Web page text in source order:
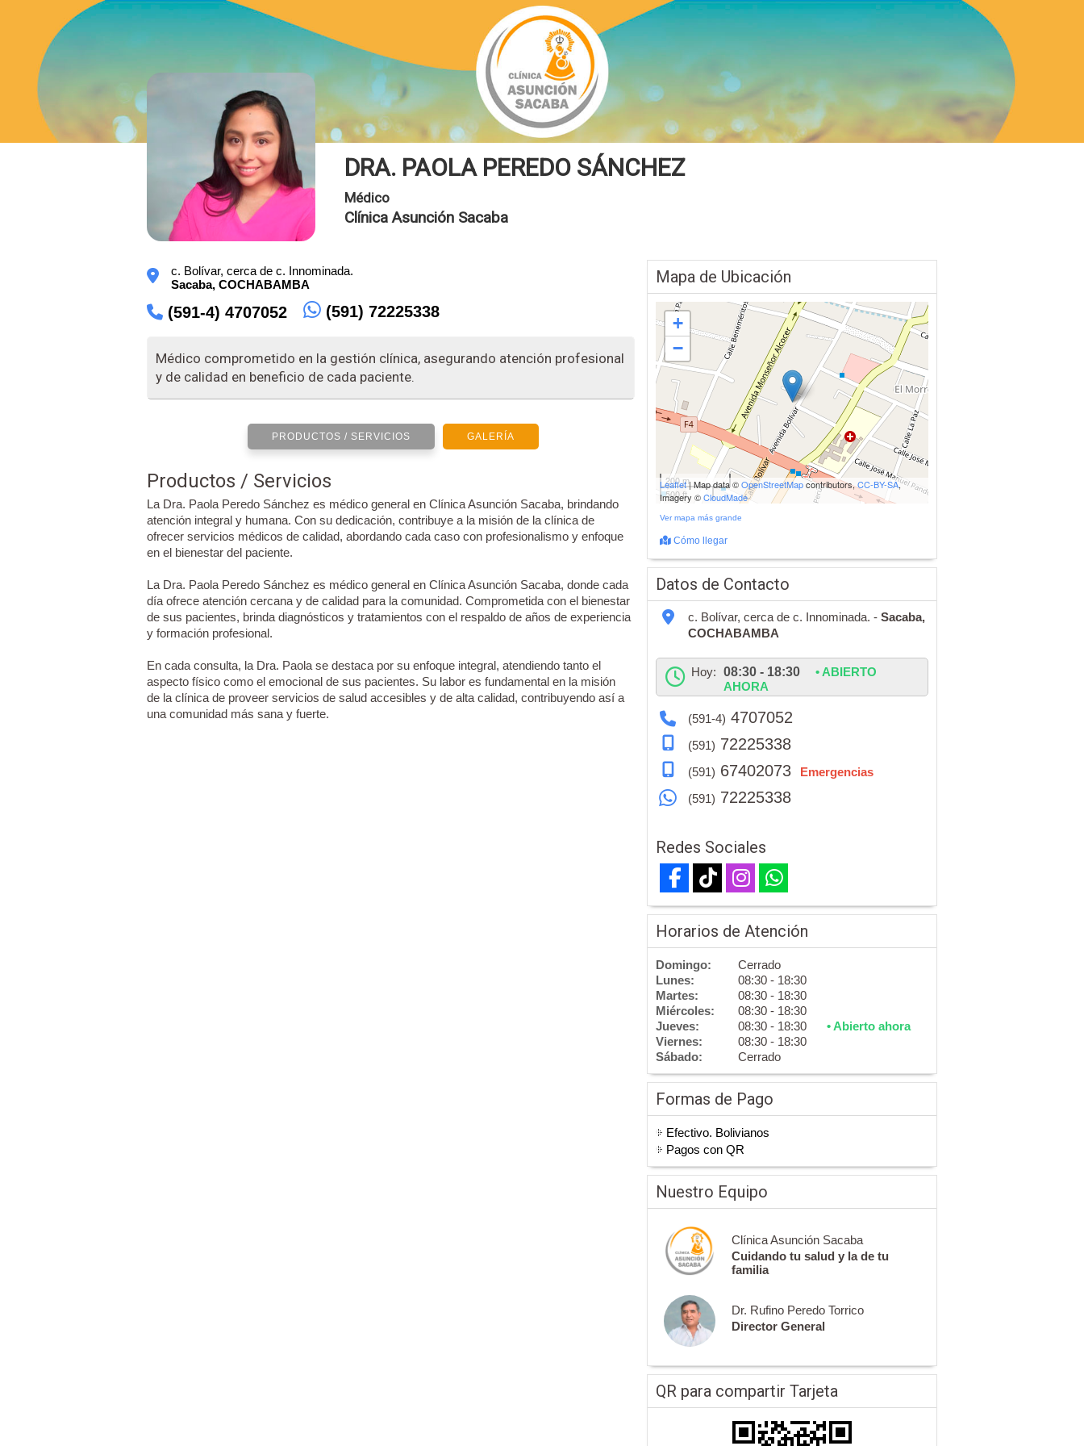
DRA. PAOLA PEREDO SÁNCHEZ
Médico
Clínica Asunción Sacaba
c. Bolívar, cerca de c. Innominada.
Sacaba, COCHABAMBA
(591-4) 4707052 (591) 72225338
Médico comprometido en la gestión clínica, asegurando atención profesional
y de calidad en beneficio de cada paciente.
PRODUCTOS / SERVICIOS GALERÍA
Productos / Servicios
La Dra. Paola Peredo Sánchez es médico general en Clínica Asunción Sacaba, brindando
atención integral y humana. Con su dedicación, contribuye a la misión de la clínica de
ofrecer servicios médicos de calidad, abordando cada caso con profesionalismo y enfoque
en el bienestar del paciente.
La Dra. Paola Peredo Sánchez es médico general en Clínica Asunción Sacaba, donde cada
día ofrece atención cercana y de calidad para la comunidad. Comprometida con el bienestar
de sus pacientes, brinda diagnósticos y tratamientos con el respaldo de años de experiencia
y formación profesional.
En cada consulta, la Dra. Paola se destaca por su enfoque integral, atendiendo tanto el
aspecto físico como el emocional de sus pacientes. Su labor es fundamental en la misión
de la clínica de proveer servicios de salud accesibles y de alta calidad, contribuyendo así a
una comunidad más sana y fuerte.
Mapa de Ubicación
+
−
200 m
500 ft
Leaflet| Map data ©OpenStreetMapcontributors,CC-BY-SA,
Imagery ©CloudMade
Ver mapa más grande
Cómo llegar
Datos de Contacto
c. Bolívar, cerca de c. Innominada. - Sacaba,
COCHABAMBA
Hoy: 08:30 - 18:30
• ABIERTO
AHORA
(591-4) 4707052
(591) 72225338
(591) 67402073
Emergencias
(591) 72225338
Redes Sociales
Horarios de Atención
Domingo:
Cerrado
Lunes:
08:30 - 18:30
Martes:
08:30 - 18:30
Miércoles:
08:30 - 18:30
Jueves:
08:30 - 18:30
• Abierto ahora
Viernes:
08:30 - 18:30
Sábado:
Cerrado
Formas de Pago
Efectivo. Bolivianos
Pagos con QR
Nuestro Equipo
Clínica Asunción Sacaba
Cuidando tu salud y la de tu
familia
Dr. Rufino Peredo Torrico
Director General
QR para compartir Tarjeta